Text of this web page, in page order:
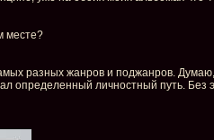
месте?
разных жанров и поджанров.
определенный личностный путь. Без